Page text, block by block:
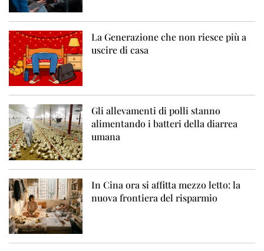
La Generazione che non riesce più a
uscire di casa
Gli allevamenti di polli stanno
alimentando i batteri della diarrea
umana
In Cina ora si affitta mezzo letto: la
nuova frontiera del risparmio